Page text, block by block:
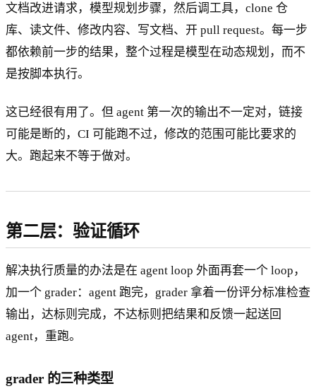
文档改进请求，模型规划步骤，然后调工具，clone 仓
库、读文件、修改内容、写文档、开 pull request。每一步
都依赖前一步的结果，整个过程是模型在动态规划，而不
是按脚本执行。
这已经很有用了。但 agent 第一次的输出不一定对，链接
可能是断的，CI 可能跑不过，修改的范围可能比要求的
大。跑起来不等于做对。
第二层：验证循环
解决执行质量的办法是在 agent loop 外面再套一个 loop，
加一个 grader：agent 跑完，grader 拿着一份评分标准检查
输出，达标则完成，不达标则把结果和反馈一起送回
agent，重跑。
grader 的三种类型